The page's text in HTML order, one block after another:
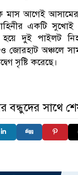
মাস আগেই
একটি
হয়ে দুই পাইলট
অঞ্চলে
সৃষ্টি করেছে।
বন্ধুদের সাথে